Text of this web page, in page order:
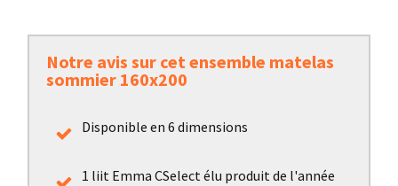
Notre avis sur cet ensemble matelas
sommier 160x200
Disponible en 6 dimensions
1 liit Emma CSelect élu produit de l'année